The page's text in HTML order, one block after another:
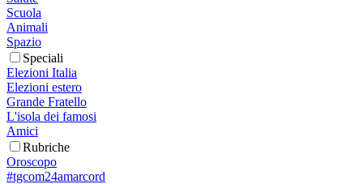
Scuola
Animali
Spazio
Speciali
Elezioni Italia
Elezioni estero
Grande Fratello
L'isola dei famosi
Amici
Rubriche
Oroscopo
#tgcom24amarcord